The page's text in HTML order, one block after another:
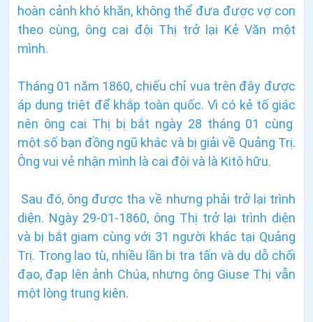
hoàn cảnh khó khăn, không thể đưa được vợ con
theo cùng, ông cai đội Thị trở lại Kẻ Văn một
mình.
Tháng 01 năm 1860, chiếu chỉ vua trên đây được
áp dụng triệt để khắp toàn quốc. Vì có kẻ tố giác
nên ông cai Thị bị bắt ngày 28 tháng 01 cùng
một số bạn đồng ngũ khác và bị giải về Quảng Trị.
Ông vui vẻ nhận mình là cai đội và là Kitô hữu.
Sau đó, ông được tha về nhưng phải trở lại trình
diện. Ngày 29-01-1860, ông Thị trở lại trình diện
và bị bắt giam cùng với 31 người khác tại Quảng
Trị. Trong lao tù, nhiều lần bị tra tấn và dụ dỗ chối
đạo, đạp lên ảnh Chúa, nhưng ông Giuse Thị vẫn
một lòng trung kiên.